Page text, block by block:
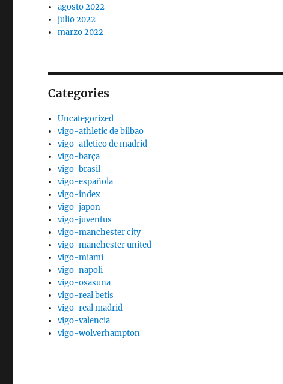
agosto 2022
julio 2022
marzo 2022
Categories
Uncategorized
vigo-athletic de bilbao
vigo-atletico de madrid
vigo-barça
vigo-brasil
vigo-española
vigo-index
vigo-japon
vigo-juventus
vigo-manchester city
vigo-manchester united
vigo-miami
vigo-napoli
vigo-osasuna
vigo-real betis
vigo-real madrid
vigo-valencia
vigo-wolverhampton